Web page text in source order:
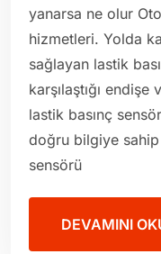
yanarsa ne olur
hizmetleri. Yolda
sağlayan lastik
karşılaştığı
lastik basınç
doğru bilgiye
sensörü
DEVAMINI